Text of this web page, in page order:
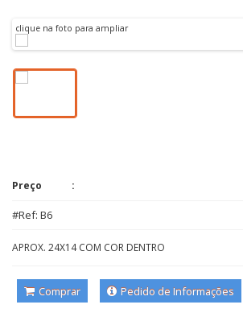
clique na foto para ampliar
Preço
#Ref: B6
APROX. 24X14 COM COR DENTRO
Comprar Pedido de Informações